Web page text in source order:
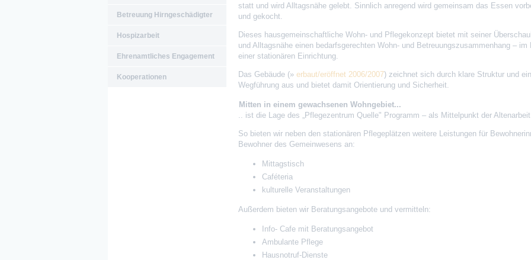
Betreuung Hirngeschädigter
Hospizarbeit
Ehrenamtliches Engagement
Kooperationen
statt und wird Alltagsnähe gelebt. Sinnlich anregend wird gemeinsam das Essen
und gekocht.
Dieses hausgemeinschaftliche Wohn- und Pflegekonzept bietet mit seiner
und Alltagsnähe einen bedarfsgerechten Wohn- und Betreuungszusammenhang – im
einer stationären Einrichtung.
Das Gebäude (» erbaut/eröffnet 2006/2007) zeichnet sich durch klare Struktur und
Wegführung aus und bietet damit Orientierung und Sicherheit.
Mitten in einem gewachsenen Wohngebiet...
.. ist die Lage des „Pflegezentrum Quelle" Programm – als Mittelpunkt der
So bieten wir neben den stationären Pflegeplätzen weitere Leistungen für
Bewohner des Gemeinwesens an:
Mittagstisch
Caféteria
kulturelle Veranstaltungen
Außerdem bieten wir Beratungsangebote und vermitteln:
Info- Cafe mit Beratungsangebot
Ambulante Pflege
Hausnotruf-Dienste